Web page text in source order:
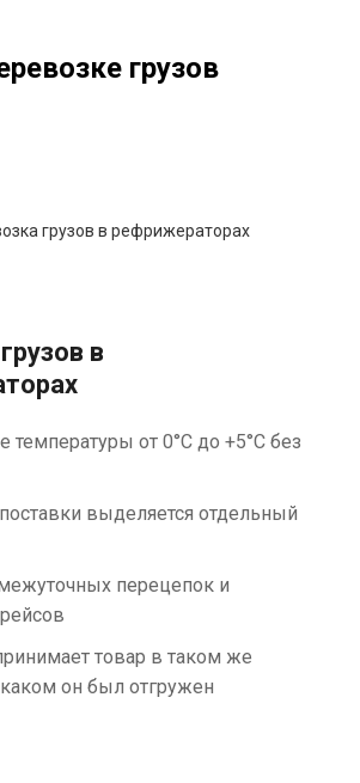
грузов
в
температуры от 0°С до +5°С без
выделяется отдельный
перецепок и
товар в таком же
он был отгружен